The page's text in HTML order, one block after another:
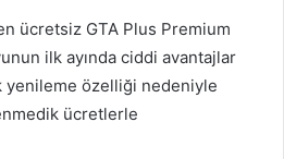
ücretsiz GTA Plus Premium
ilk ayında ciddi avantajlar
yenileme özelliği nedeniyle
ücretlerle